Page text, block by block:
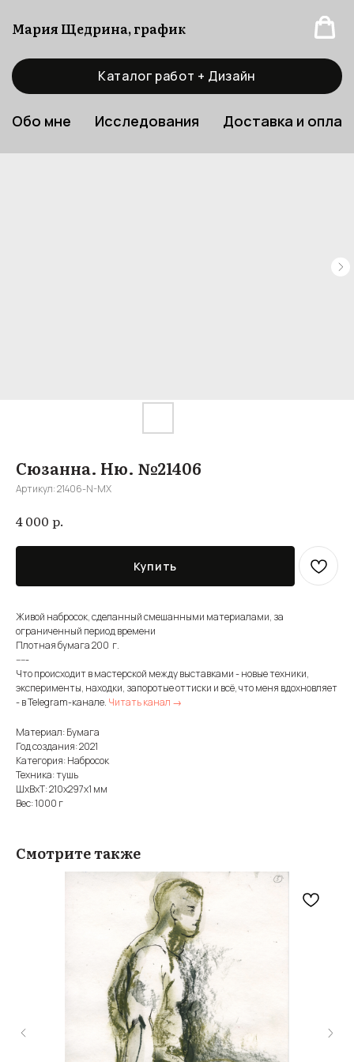
Мария Щедрина, график
Каталог работ + Дизайн
Обо мне Исследования Доставка и
Сюзанна. Ню. №21406
Артикул:21406-N-MX
4 000 р.
Купить
Живой набросок, сделанный смешанными материалами, за
ограниченный период времени
Плотная бумага 200 г.
-----
Что происходит в мастерской между выставками - новые техники,
эксперименты, находки, запоротые оттиски и всё, что меня вдохновляет
- в Telegram-канале. Читать канал →
Материал: Бумага
Год создания: 2021
Категория: Набросок
Техника: тушь
ШxВxТ: 210x297x1 мм
Вес: 1000 г
Смотрите также